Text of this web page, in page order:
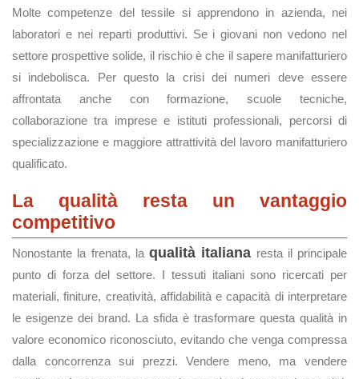
Molte competenze del tessile si apprendono in azienda, nei
laboratori e nei reparti produttivi. Se i giovani non vedono nel
settore prospettive solide, il rischio è che il sapere manifatturiero
si indebolisca. Per questo la crisi dei numeri deve essere
affrontata anche con formazione, scuole tecniche,
collaborazione tra imprese e istituti professionali, percorsi di
specializzazione e maggiore attrattività del lavoro manifatturiero
qualificato.
La qualità resta un vantaggio
competitivo
Nonostante la frenata, la qualità italiana resta il principale
punto di forza del settore. I tessuti italiani sono ricercati per
materiali, finiture, creatività, affidabilità e capacità di interpretare
le esigenze dei brand. La sfida è trasformare questa qualità in
valore economico riconosciuto, evitando che venga compressa
dalla concorrenza sui prezzi. Vendere meno, ma vendere